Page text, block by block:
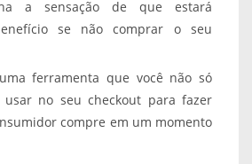
a sensação de que estará
se não comprar o seu
ferramenta que você não só
usar no seu checkout para fazer
compre em um momento